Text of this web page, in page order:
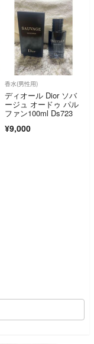
香水(男性用)
ディオール Dior ソバ
ージュ オードゥ パル
ファン100ml Ds723
¥9,000